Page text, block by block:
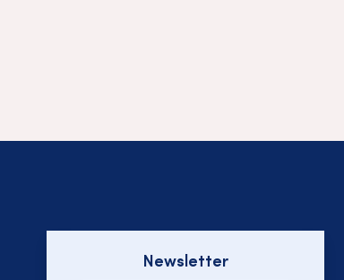
Newsletter